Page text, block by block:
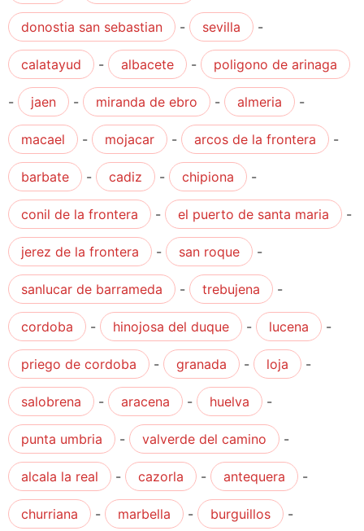
donostia san sebastian - sevilla -
calatayud - albacete - poligono de arinaga
- jaen - miranda de ebro - almeria -
macael - mojacar - arcos de la frontera -
barbate - cadiz - chipiona -
conil de la frontera - el puerto de santa maria -
jerez de la frontera - san roque -
sanlucar de barrameda - trebujena -
cordoba - hinojosa del duque - lucena -
priego de cordoba - granada - loja -
salobrena - aracena - huelva -
punta umbria - valverde del camino -
alcala la real - cazorla - antequera -
churriana - marbella - burguillos -